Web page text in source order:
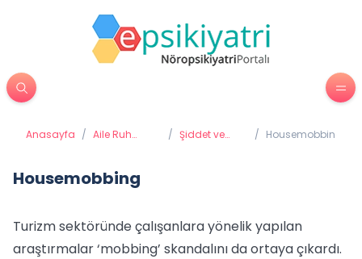
Anasayfa / Aile Ruh
/ Şiddet ve
/ Housemobbing
Housemobbing
Turizm sektöründe çalışanlara yönelik yapılan
araştırmalar ‘mobbing’ skandalını da ortaya çıkardı.